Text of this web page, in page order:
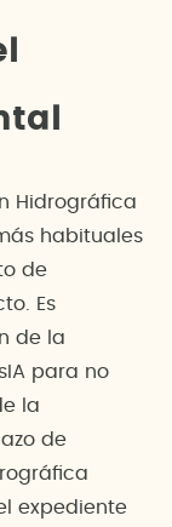
Hidrográfica
habituales
de
Es
de la
para no
la
de
expediente